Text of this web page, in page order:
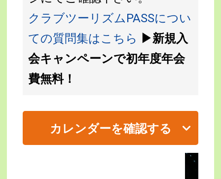
クラブツーリズムPASSについ
ての質問集はこちら ▶新規入
会キャンペーンで初年度年会
費無料！
カレンダーを確認する